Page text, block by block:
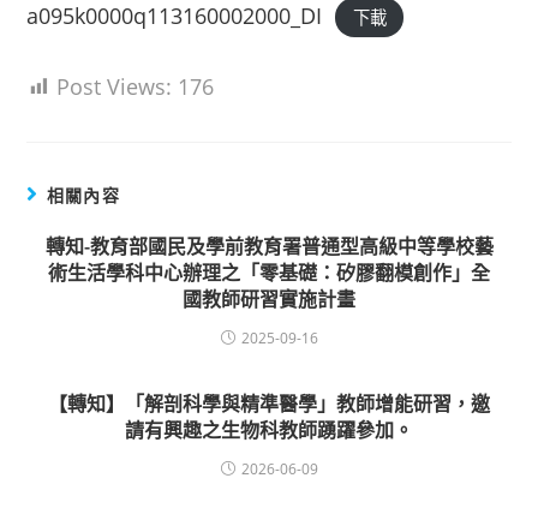
a095k0000q113160002000_DI 下載
Post Views: 176
相關內容
轉知-教育部國民及學前教育署普通型高級中等學校藝
術生活學科中心辦理之「零基礎：矽膠翻模創作」全
國教師研習實施計畫
2025-09-16
【轉知】「解剖科學與精準醫學」教師增能研習，邀
請有興趣之生物科教師踴躍參加。
2026-06-09